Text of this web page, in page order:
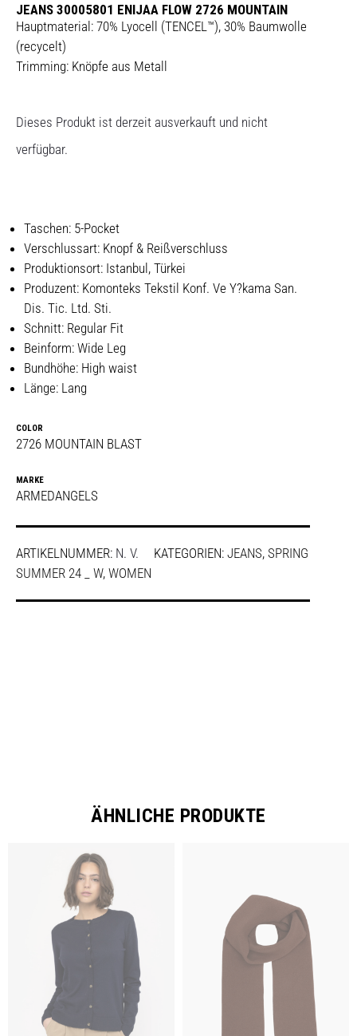
JEANS 30005801 ENIJAA FLOW 2726 MOUNTAIN
Hauptmaterial: 70% Lyocell (TENCEL™), 30% Baumwolle
(recycelt)
Trimming: Knöpfe aus Metall
Dieses Produkt ist derzeit ausverkauft und nicht
verfügbar.
Taschen: 5-Pocket
Verschlussart: Knopf & Reißverschluss
Produktionsort: Istanbul, Türkei
Produzent: Komonteks Tekstil Konf. Ve Y?kama San.
Dis. Tic. Ltd. Sti.
Schnitt: Regular Fit
Beinform: Wide Leg
Bundhöhe: High waist
Länge: Lang
COLOR
2726 MOUNTAIN BLAST
MARKE
ARMEDANGELS
ARTIKELNUMMER: N. V. KATEGORIEN: JEANS, SPRING
SUMMER 24 _ W, WOMEN
ÄHNLICHE PRODUKTE